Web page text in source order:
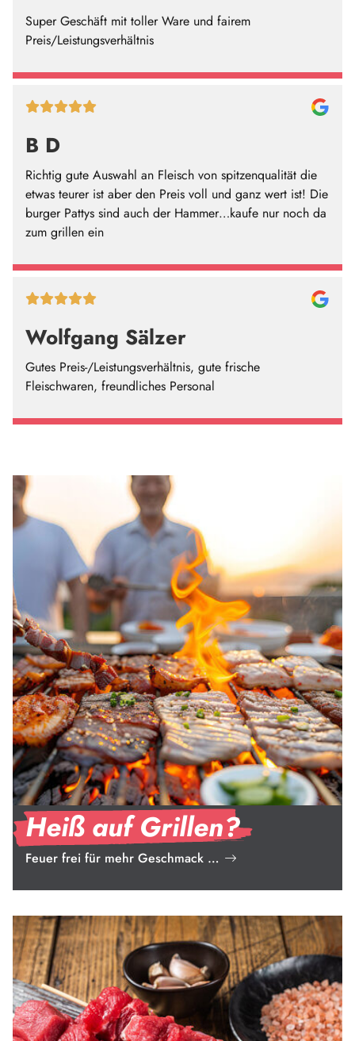
Super Geschäft mit toller Ware und fairem
Preis/Leistungsverhältnis
B D
Richtig gute Auswahl an Fleisch von spitzenqualität die
etwas teurer ist aber den Preis voll und ganz wert ist! Die
burger Pattys sind auch der Hammer…kaufe nur noch da
zum grillen ein
Wolfgang Sälzer
Gutes Preis-/Leistungsverhältnis, gute frische
Fleischwaren, freundliches Personal
Heiß auf Grillen?
Feuer frei für mehr Geschmack …